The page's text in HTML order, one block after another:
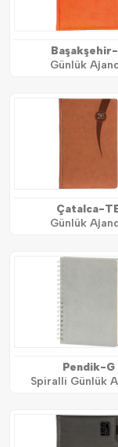
Günlük
Çatalca-
Günlük
Pendik-G
Spiralli Günlük